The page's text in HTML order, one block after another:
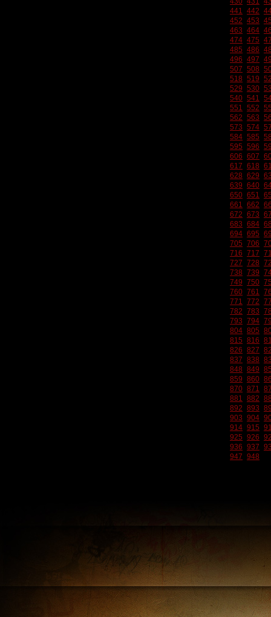
441 442
452 453
463 464
474 475
485 486
496 497
507 508
518 519
529 530
540 541
551 552
562 563
573 574
584 585
595 596
606 607
617 618
628 629
639 640
650 651
661 662
672 673
683 684
694 695
705 706
716 717
727 728
738 739
749 750
760 761
771 772
782 783
793 794
804 805
815 816
826 827
837 838
848 849
859 860
870 871
881 882
892 893
903 904
914 915
925 926
936 937
947 948